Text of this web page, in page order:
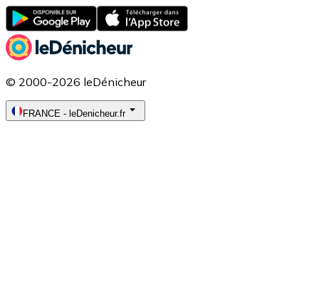
© 2000-2026 leDénicheur
FRANCE - leDenicheur.fr